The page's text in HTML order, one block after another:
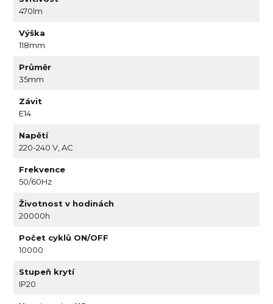
470lm
Výška
118mm
Průměr
35mm
Závit
E14
Napětí
220-240 V, AC
Frekvence
50/60Hz
Životnost v hodinách
20000h
Počet cyklů ON/OFF
10000
Stupeň krytí
IP20